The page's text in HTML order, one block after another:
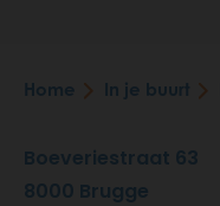
Home In je buurt
Boeveriestraat 63
8000 Brugge